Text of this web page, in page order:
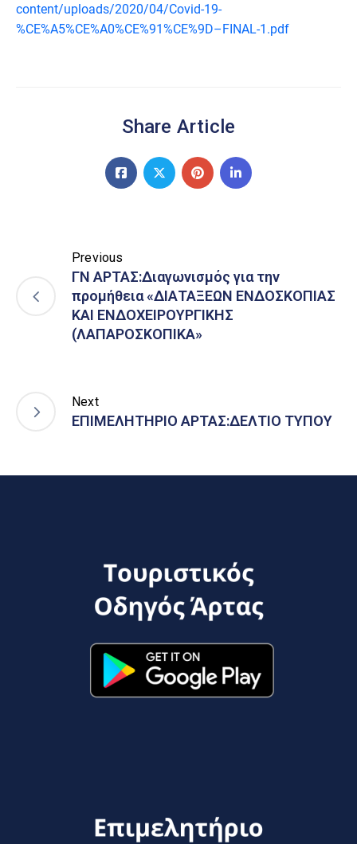
content/uploads/2020/04/Covid-19-
%CE%A5%CE%A0%CE%91%CE%9D–FINAL-1.pdf
Share Article
Previous
ΓΝ ΑΡΤΑΣ:Διαγωνισμός για την
προμήθεια «ΔΙΑΤΑΞΕΩΝ ΕΝΔΟΣΚΟΠΙΑΣ
ΚΑΙ ΕΝΔΟΧΕΙΡΟΥΡΓΙΚΗΣ
(ΛΑΠΑΡΟΣΚΟΠΙΚΑ»
Next
ΕΠΙΜΕΛΗΤΗΡΙΟ ΑΡΤΑΣ:ΔΕΛΤΙΟ ΤΥΠΟΥ